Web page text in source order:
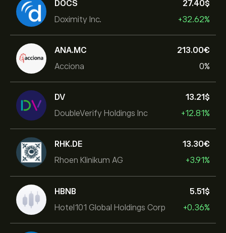
DOCS
Doximity Inc.
27.40‎$‎
+32.62%
ANA.MC
Acciona
213.00‎€‎
0%
DV
DoubleVerify Holdings Inc
13.21‎$‎
+12.81%
RHK.DE
Rhoen Klinikum AG
13.30‎€‎
+3.91%
HBNB
Hotel101 Global Holdings Corp
5.51‎$‎
+0.36%